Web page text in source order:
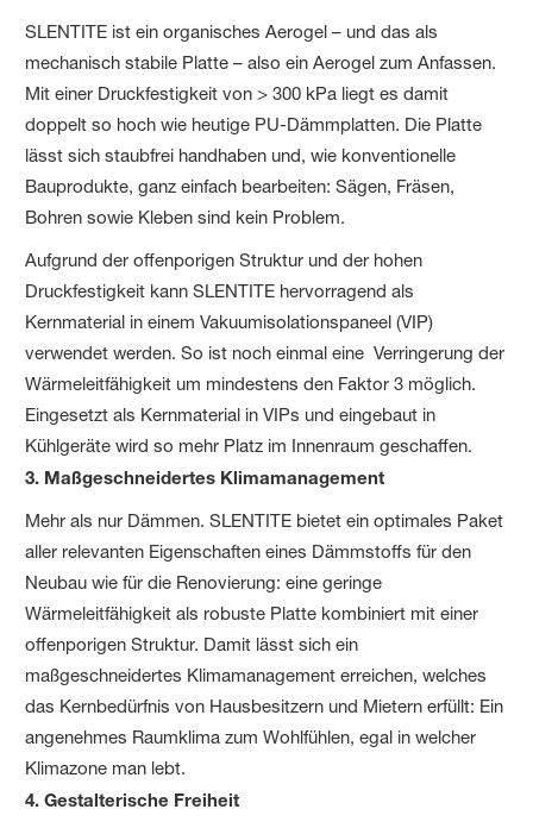
SLENTITE ist ein organisches Aerogel – und das als
mechanisch stabile Platte – also ein Aerogel zum Anfassen.
Mit einer Druckfestigkeit von > 300 kPa liegt es damit
doppelt so hoch wie heutige PU-Dämmplatten. Die Platte
lässt sich staubfrei handhaben und, wie konventionelle
Bauprodukte, ganz einfach bearbeiten: Sägen, Fräsen,
Bohren sowie Kleben sind kein Problem.
Aufgrund der offenporigen Struktur und der hohen
Druckfestigkeit kann SLENTITE hervorragend als
Kernmaterial in einem Vakuumisolationspaneel (VIP)
verwendet werden. So ist noch einmal eine Verringerung der
Wärmeleitfähigkeit um mindestens den Faktor 3 möglich.
Eingesetzt als Kernmaterial in VIPs und eingebaut in
Kühlgeräte wird so mehr Platz im Innenraum geschaffen.
3. Maßgeschneidertes Klimamanagement
Mehr als nur Dämmen. SLENTITE bietet ein optimales Paket
aller relevanten Eigenschaften eines Dämmstoffs für den
Neubau wie für die Renovierung: eine geringe
Wärmeleitfähigkeit als robuste Platte kombiniert mit einer
offenporigen Struktur. Damit lässt sich ein
maßgeschneidertes Klimamanagement erreichen, welches
das Kernbedürfnis von Hausbesitzern und Mietern erfüllt: Ein
angenehmes Raumklima zum Wohlfühlen, egal in welcher
Klimazone man lebt.
4. Gestalterische Freiheit